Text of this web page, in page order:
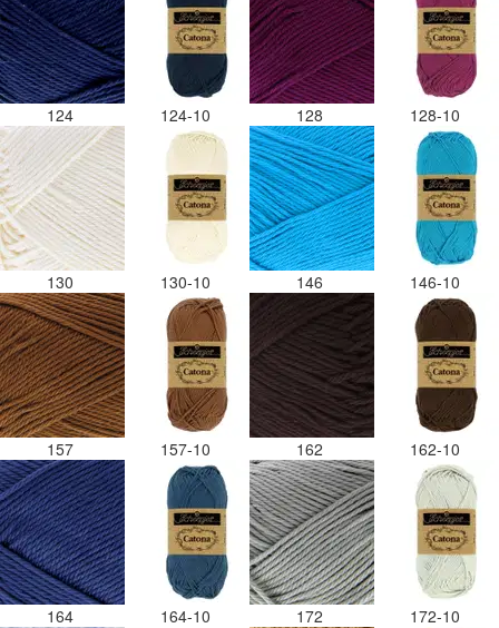
124 124-10 128 128-10
130 130-10 146 146-10
157 157-10 162 162-10
164 164-10 172 172-10